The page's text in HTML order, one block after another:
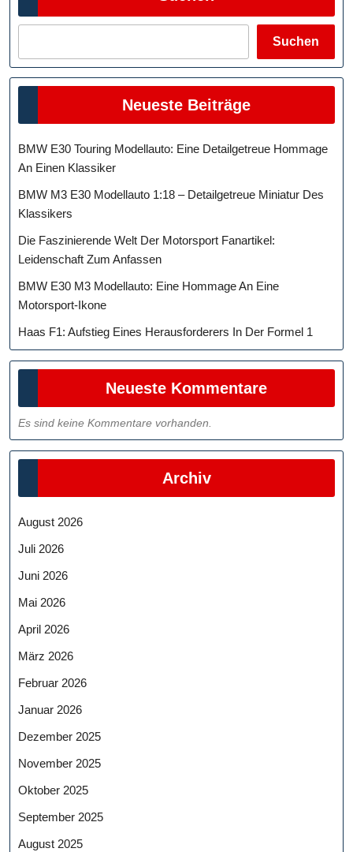
Suchen
Neueste Beiträge
BMW E30 Touring Modellauto: Eine Detailgetreue Hommage
An Einen Klassiker
BMW M3 E30 Modellauto 1:18 – Detailgetreue Miniatur Des
Klassikers
Die Faszinierende Welt Der Motorsport Fanartikel:
Leidenschaft Zum Anfassen
BMW E30 M3 Modellauto: Eine Hommage An Eine
Motorsport-Ikone
Haas F1: Aufstieg Eines Herausforderers In Der Formel 1
Neueste Kommentare
Es sind keine Kommentare vorhanden.
Archiv
August 2026
Juli 2026
Juni 2026
Mai 2026
April 2026
März 2026
Februar 2026
Januar 2026
Dezember 2025
November 2025
Oktober 2025
September 2025
August 2025